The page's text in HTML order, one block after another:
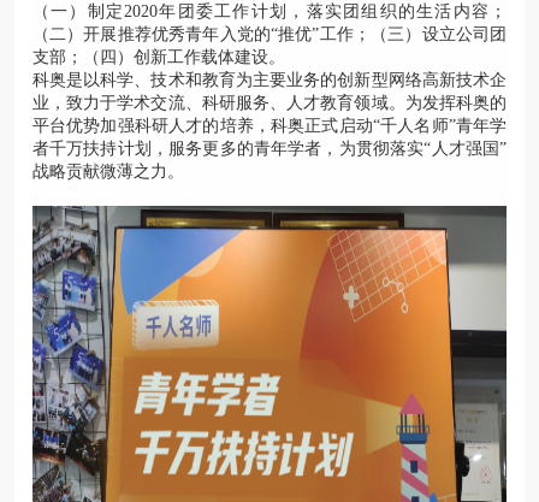
（一）制定2020年团委工作计划，落实团组织的生活内容；
（二）开展推荐优秀青年入党的“推优”工作；（三）设立公司团
支部；（四）创新工作载体建设。
科奥是以科学、技术和教育为主要业务的创新型网络高新技术企
业，致力于学术交流、科研服务、人才教育领域。为发挥科奥的
平台优势加强科研人才的培养，科奥正式启动“千人名师”青年学
者千万扶持计划，服务更多的青年学者，为贯彻落实“人才强国”
战略贡献微薄之力。